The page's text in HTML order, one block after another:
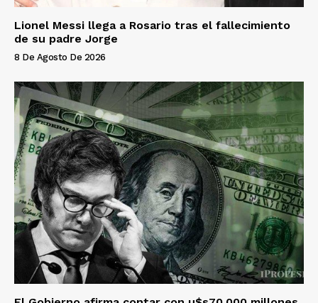
Lionel Messi llega a Rosario tras el fallecimiento
de su padre Jorge
8 De Agosto De 2026